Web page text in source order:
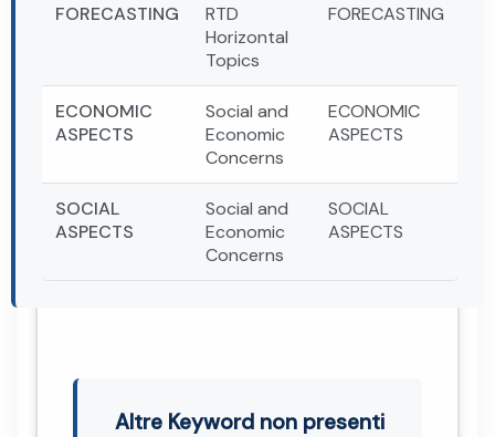
FORECASTING
RTD
Horizontal
Topics
FORECASTING
ECONOMIC
ASPECTS
Social and
Economic
Concerns
ECONOMIC
ASPECTS
SOCIAL
ASPECTS
Social and
Economic
Concerns
SOCIAL
ASPECTS
Altre Keyword non presenti